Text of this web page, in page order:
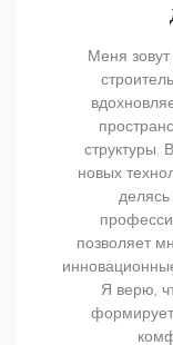
Меня
структуры.
новых
позволяет
Я верю,